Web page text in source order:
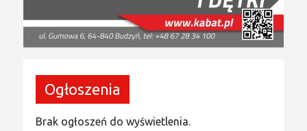
Ogłoszenia
Brak ogłoszeń do wyświetlenia.